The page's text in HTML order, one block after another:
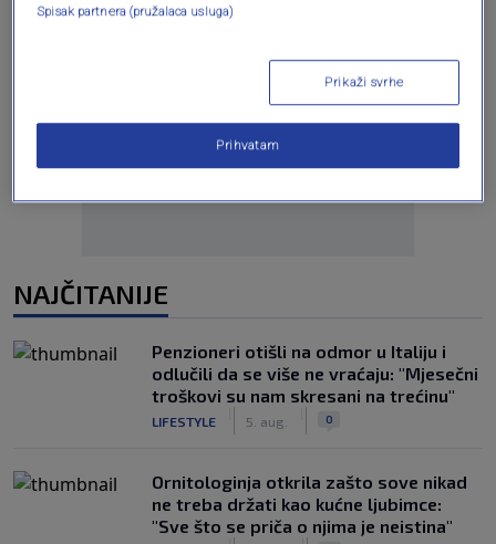
Oglas
NAJČITANIJE
Penzioneri otišli na odmor u Italiju i
odlučili da se više ne vraćaju: "Mjesečni
troškovi su nam skresani na trećinu"
LIFESTYLE 5. aug. 0
Ornitologinja otkrila zašto sove nikad
ne treba držati kao kućne ljubimce:
"Sve što se priča o njima je neistina"
Spisak partnera (pružalaca usluga)
Prikaži svrhe
Prihvatam